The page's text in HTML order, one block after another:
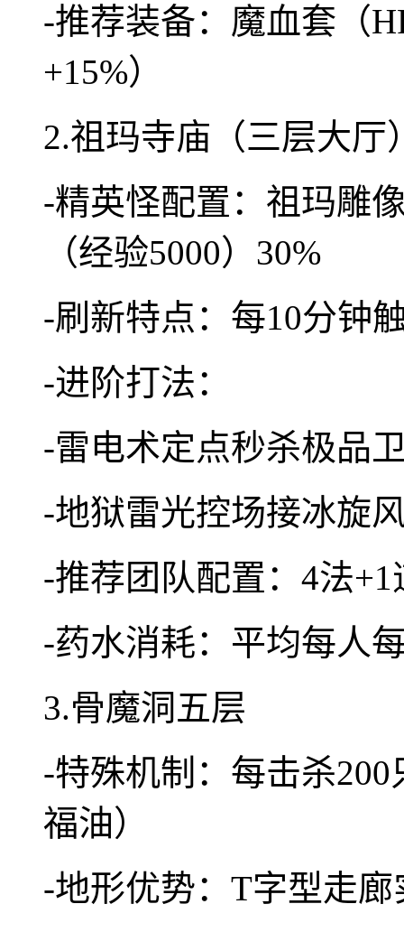
-推荐装备：魔血套（
+15%）
2.祖玛寺庙（三层大厅
-精英怪配置：祖玛雕
（经验5000）30%
-刷新特点：每10分钟
-进阶打法：
-雷电术定点秒杀极品
-地狱雷光控场接冰旋
-推荐团队配置：4法
-药水消耗：平均每人
3.骨魔洞五层
-特殊机制：每击杀
福油）
-地形优势：T字型走